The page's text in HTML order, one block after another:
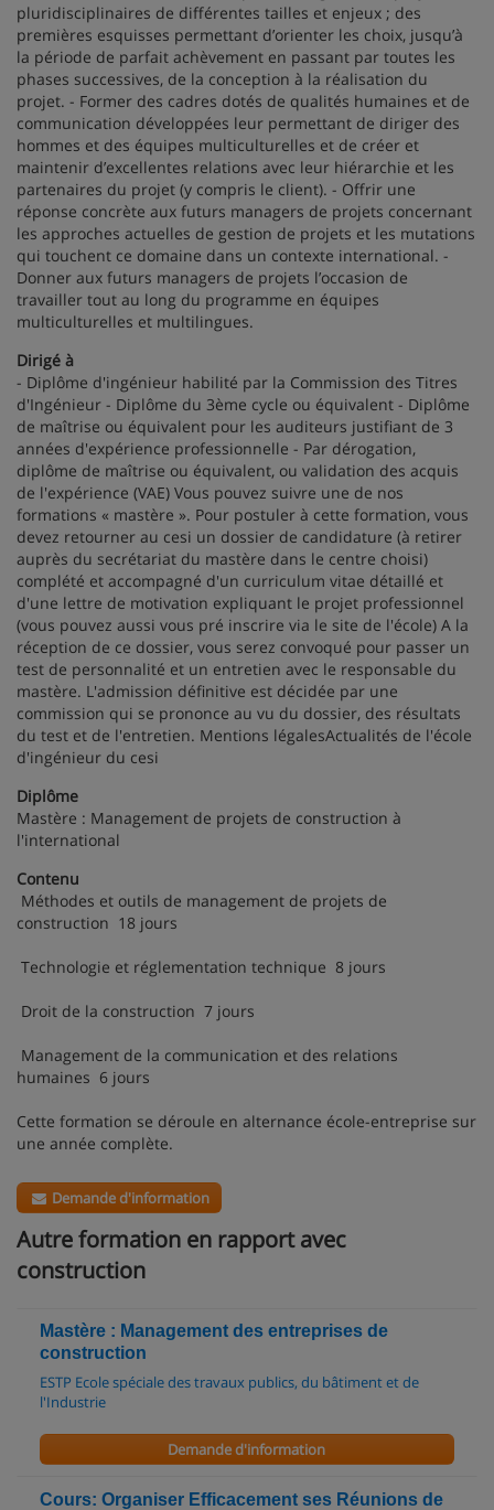
pluridisciplinaires de différentes tailles et enjeux ; des
premières esquisses permettant d’orienter les choix, jusqu’à
la période de parfait achèvement en passant par toutes les
phases successives, de la conception à la réalisation du
projet. - Former des cadres dotés de qualités humaines et de
communication développées leur permettant de diriger des
hommes et des équipes multiculturelles et de créer et
maintenir d’excellentes relations avec leur hiérarchie et les
partenaires du projet (y compris le client). - Offrir une
réponse concrète aux futurs managers de projets concernant
les approches actuelles de gestion de projets et les mutations
qui touchent ce domaine dans un contexte international. -
Donner aux futurs managers de projets l’occasion de
travailler tout au long du programme en équipes
multiculturelles et multilingues.
Dirigé à
- Diplôme d'ingénieur habilité par la Commission des Titres
d'Ingénieur - Diplôme du 3ème cycle ou équivalent - Diplôme
de maîtrise ou équivalent pour les auditeurs justifiant de 3
années d'expérience professionnelle - Par dérogation,
diplôme de maîtrise ou équivalent, ou validation des acquis
de l'expérience (VAE) Vous pouvez suivre une de nos
formations « mastère ». Pour postuler à cette formation, vous
devez retourner au cesi un dossier de candidature (à retirer
auprès du secrétariat du mastère dans le centre choisi)
complété et accompagné d'un curriculum vitae détaillé et
d'une lettre de motivation expliquant le projet professionnel
(vous pouvez aussi vous pré inscrire via le site de l'école) A la
réception de ce dossier, vous serez convoqué pour passer un
test de personnalité et un entretien avec le responsable du
mastère. L'admission définitive est décidée par une
commission qui se prononce au vu du dossier, des résultats
du test et de l'entretien. Mentions légalesActualités de l'école
d'ingénieur du cesi
Diplôme
Mastère : Management de projets de construction à
l'international
Contenu
Méthodes et outils de management de projets de
construction 18 jours
Technologie et réglementation technique 8 jours
Droit de la construction 7 jours
Management de la communication et des relations
humaines 6 jours
Cette formation se déroule en alternance école-entreprise sur
une année complète.
Demande d'information
Autre formation en rapport avec
construction
Mastère : Management des entreprises de
construction
ESTP Ecole spéciale des travaux publics, du bâtiment et de
l'Industrie
Demande d'information
Cours: Organiser Efficacement ses Réunions de